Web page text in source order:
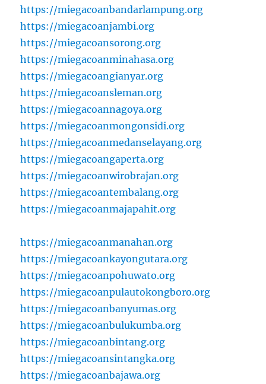
https://miegacoanbandarlampung.org
https://miegacoanjambi.org
https://miegacoansorong.org
https://miegacoanminahasa.org
https://miegacoangianyar.org
https://miegacoansleman.org
https://miegacoannagoya.org
https://miegacoanmongonsidi.org
https://miegacoanmedanselayang.org
https://miegacoangaperta.org
https://miegacoanwirobrajan.org
https://miegacoantembalang.org
https://miegacoanmajapahit.org
https://miegacoanmanahan.org
https://miegacoankayongutara.org
https://miegacoanpohuwato.org
https://miegacoanpulautokongboro.org
https://miegacoanbanyumas.org
https://miegacoanbulukumba.org
https://miegacoanbintang.org
https://miegacoansintangka.org
https://miegacoanbajawa.org